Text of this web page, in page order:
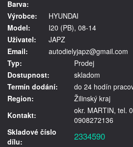
Barva:
Výrobce:
HYUNDAI
Model:
I20 (PB), 08-14
Uživatel:
JAPZ
Email:
autodielyjapz@gmail.com
Typ:
Prodej
Dostupnost:
skladom
Termín dodání:
do 24 hodín
Region:
Žilinský kraj
Kontakt:
okr. MARTIN, tel.
0908272136
Skladové číslo
dílu:
2334590